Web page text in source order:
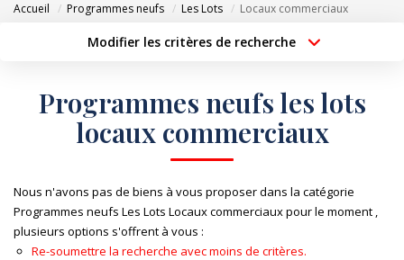
NOUS REJOINDRE
CONTACT
Accueil Programmes neufs Les Lots Locaux commerciaux
Modifier les critères de recherche
Surface min Budget max
Programmes neufs les lots
locaux commerciaux
Nous n'avons pas de biens à vous proposer dans la catégorie
Programmes neufs Les Lots Locaux commerciaux pour le moment ,
plusieurs options s'offrent à vous :
Re-soumettre la recherche avec moins de critères.